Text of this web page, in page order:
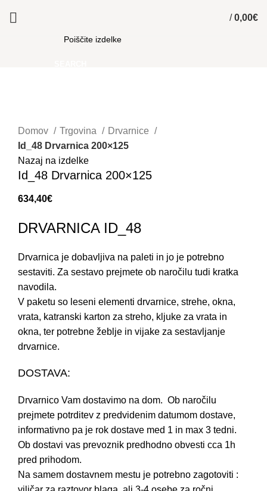
/ 0,00€
Domov
Trgovina
Drvarnice
Id_48 Drvarnica 200×125
Nazaj na izdelke
Id_48 Drvarnica 200×125
634,40€
DRVARNICA ID_48
Drvarnica je dobavljiva na paleti in jo je potrebno
sestaviti. Za sestavo prejmete ob naročilu tudi kratka
navodila.
V paketu so leseni elementi drvarnice, strehe, okna,
vrata, katranski karton za streho, kljuke za vrata in
okna, ter potrebne žeblje in vijake za sestavljanje
drvarnice.
DOSTAVA:
Drvarnico Vam dostavimo na dom. Ob naročilu
prejmete potrditev z predvidenim datumom dostave,
informativno pa je rok dostave med 1 in max 3 tedni.
Ob dostavi vas prevoznik predhodno obvesti cca 1h
pred prihodom.
Na samem dostavnem mestu je potrebno zagotoviti :